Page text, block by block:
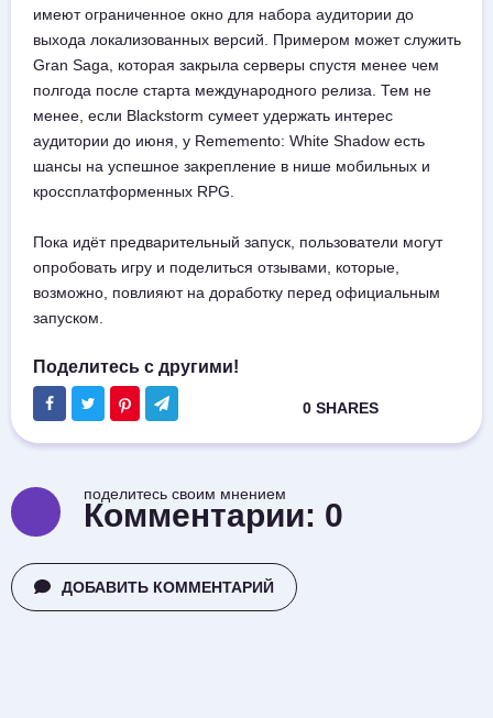
имеют ограниченное окно для набора аудитории до
выхода локализованных версий. Примером может служить
Gran Saga, которая закрыла серверы спустя менее чем
полгода после старта международного релиза. Тем не
менее, если Blackstorm сумеет удержать интерес
аудитории до июня, у Rememento: White Shadow есть
шансы на успешное закрепление в нише мобильных и
кроссплатформенных RPG.
Пока идёт предварительный запуск, пользователи могут
опробовать игру и поделиться отзывами, которые,
возможно, повлияют на доработку перед официальным
запуском.
поделитесь своим мнением
Комментарии: 0
ДОБАВИТЬ КОММЕНТАРИЙ